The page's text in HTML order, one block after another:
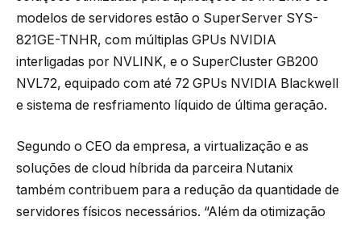
modelos de servidores estão o SuperServer SYS-
821GE-TNHR, com múltiplas GPUs NVIDIA
interligadas por NVLINK, e o SuperCluster GB200
NVL72, equipado com até 72 GPUs NVIDIA Blackwell
e sistema de resfriamento líquido de última geração.
Segundo o CEO da empresa, a virtualização e as
soluções de cloud híbrida da parceira Nutanix
também contribuem para a redução da quantidade de
servidores físicos necessários. “Além da otimização